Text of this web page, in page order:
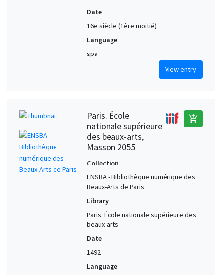
Date
16e siècle (1ère moitié)
Language
spa
View entry
Paris. École
nationale supérieure
des beaux-arts,
Masson 2055
add_shopping_cart
Collection
ENSBA - Bibliothèque numérique des
Beaux-Arts de Paris
Library
Paris. École nationale supérieure des
beaux-arts
Date
1492
Language